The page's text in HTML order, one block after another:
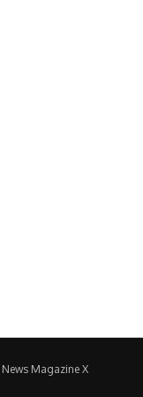
News Magazine X